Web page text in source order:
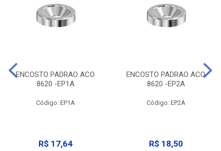
ENCOSTO PADRAO ACO
8620 -EP1A
Código: EP1A
R$ 17,64
ENCOSTO PADRAO ACO
8620 -EP2A
Código: EP2A
R$ 18,50